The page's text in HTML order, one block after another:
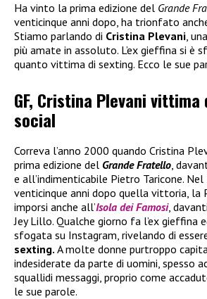
Ha vinto la prima edizione del Grande
venticinque anni dopo, ha trionfato
Stiamo parlando di Cristina Plevani,
più amate in assoluto. L’ex gieffina si è
quanto vittima di sexting. Ecco le sue
GF, Cristina Plevani
social
Correva l’anno 2000 quando Cristina
prima edizione del Grande Fratello ,
e all’indimenticabile Pietro Taricone. Nel
venticinque anni dopo quella vittoria, la
imporsi anche all’Isola dei Famosi,
Jey Lillo. Qualche giorno fa l’ex gieffina
sfogata su Instagram, rivelando di
sexting. A molte donne purtroppo
indesiderate da parte di uomini, spesso
squallidi messaggi, proprio come
le sue parole.